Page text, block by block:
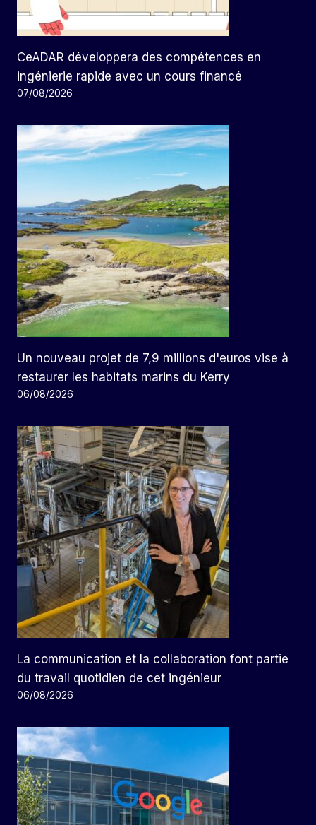
CeADAR développera des compétences en
ingénierie rapide avec un cours financé
07/08/2026
Un nouveau projet de 7,9 millions d'euros vise à
restaurer les habitats marins du Kerry
06/08/2026
La communication et la collaboration font partie
du travail quotidien de cet ingénieur
06/08/2026